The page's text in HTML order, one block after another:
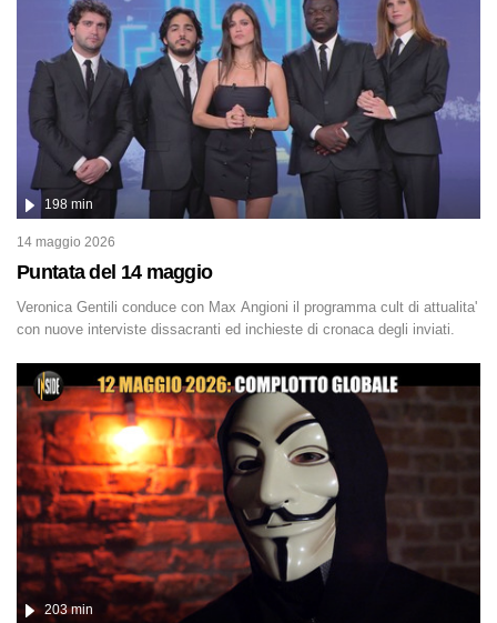
appaiono ancora oggi avvolte in un groviglio di dubbi mai chiariti. Nel
corso dello speciale anche l'intervista inedita a Olindo Romano,
realizzata ne...
Puntata del 14 maggio
198 min
14 maggio 2026
Veronica Gentili conduce con Max Angioni il programma cult di attualita'
con nuove interviste dissacranti ed inchieste di cronaca degli inviati.
203 min